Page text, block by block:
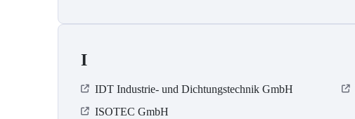
I
IDT Industrie- und Dichtungstechnik GmbH
ISOTEC GmbH